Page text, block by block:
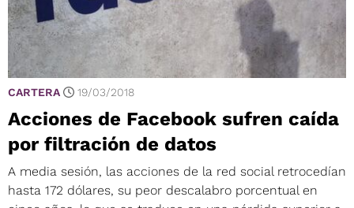
CARTERA 19/03/2018
Acciones de Facebook sufren caída
por filtración de datos
A media sesión, las acciones de la red social retrocedían
hasta 172 dólares, su peor descalabro porcentual en